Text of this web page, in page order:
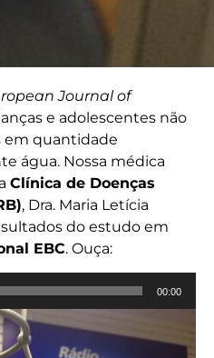
Journal of
e adolescentes não
em quantidade
água. Nossa médica
Clínica de Doenças
, Dra. Maria Letícia
do estudo em
EBC. Ouça:
00:00